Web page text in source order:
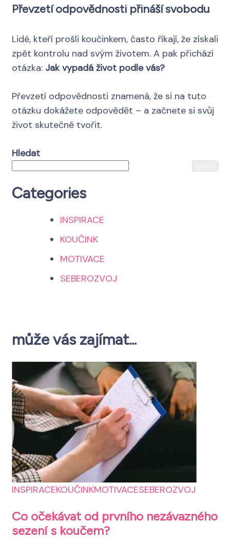
Převzetí odpovědnosti přináší svobodu
Lidé, kteří prošli koučinkem, často říkají, že získali
zpět kontrolu nad svým životem. A pak přichází
otázka: Jak vypadá život podle vás?
Převzetí odpovědnosti znamená, že si na tuto
otázku dokážete odpovědět – a začnete si svůj
život skutečně tvořit.
Hledat
Categories
INSPIRACE
KOUČINK
MOTIVACE
SEBEROZVOJ
může vás zajímat...
INSPIRACEKOUČINKMOTIVACESEBEROZVOJ
Co očekávat od prvního nezávazného
sezení s koučem?